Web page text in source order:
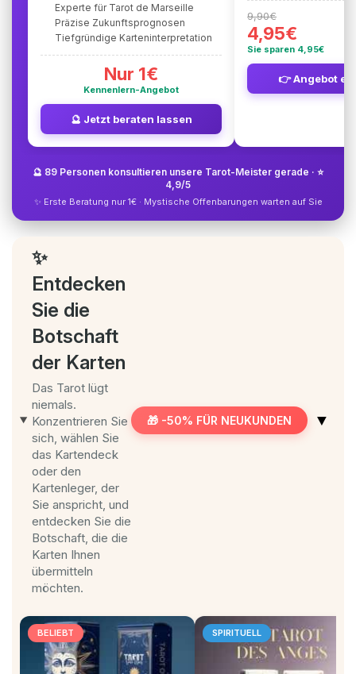
Experte für Tarot de Marseille
Präzise Zukunftsprognosen
Tiefgründige Karteninterpretation
Nur 1€
Kennenlern-Angebot
🔮 Jetzt beraten lassen
9,90€
4,95€
Sie sparen 4,95€
👉 Angebot
🔮 89 Personen konsultieren unsere Tarot-Meister gerade · ⭐
4,9/5
✨ Erste Beratung nur 1€ · Mystische Offenbarungen warten auf Sie
✨
Entdecken
Sie die
Botschaft
der Karten
Das Tarot lügt
niemals.
Konzentrieren Sie
sich, wählen Sie
das Kartendeck
oder den
Kartenleger, der
Sie anspricht, und
entdecken Sie die
Botschaft, die die
Karten Ihnen
übermitteln
möchten.
🎁 -50% FÜR NEUKUNDEN ▼
BELIEBT SPIRITUELL